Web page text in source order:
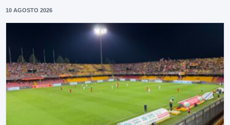
10 AGOSTO 2026